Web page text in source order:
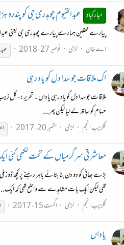
مبارکباد عبدالقیوم چوہدری جی کو پندرہ
پیارے محفلین ہمارے پیارے چوہدری جی یعنی
اے خان
لڑی نومبر 27، 2018
اک ملاقات جو سدا دل کو یاد رہی
ملاقات جو سدا دل کو یاد رہی یاداں ۔ تحریر:- گل
حسام کو ساتھ لے لیا لیکن پھر...
گلزیب انجم لڑی ستمبر 20، 2017
معاشرتی سرگرمیاں کے تحت لکھی گئی
بڑے بھائی کو دو دن بنا بتائے باہر رہنے پر
تھی لیکن ایک بات مشاہدے سے واضح تھی کہ
گلزیب انجم لڑی اگست 15، 2017
یاداں